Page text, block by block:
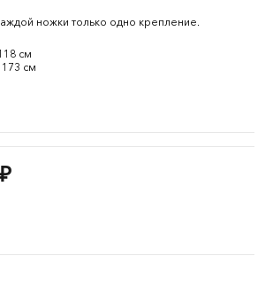
ножки только одно крепление.
см
173 см
₽